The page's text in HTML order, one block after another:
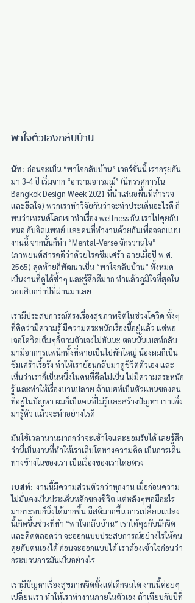
พาใจตัวเองกลับบ้าน
นัท: ก่อนจะเป็น “พาใจกลับบ้าน” เวอร์ชั่นนี้ เรากรุยกัน
มา 3-4 ปี เริ่มจาก “อารามอารมณ์” (นิทรรศการใน
Bangkok Design Week 2021 ที่นำเสนอพื้นที่สำรวจ
และฮีลใจ) พวกเราทำวิจัยกันว่าจะทำประเด็นอะไรดี ก็
พบว่าเทรนด์โลกเขาทำเรื่อง wellness กัน เราไปคุยกับ
หมอ กับจิตแพทย์ และคนที่ทำงานด้วยกันเพื่อออกแบบ
งานนี้ จากนั้นก็ทำ “Mental-Verse จักรวาลใจ”
(ภาพยนต์สารคดีว่าด้วยโรคซึมเศร้า ฉายเมื่อปี พ.ศ.
2565) สุดท้ายก็พัฒนาเป็น “พาใจกลับบ้าน” ทั้งหมด
เป็นงานที่ดูได้ซ้ำๆ และรู้สึกดีมาก ทำแล้วภูมิใจที่สุดใน
รอบสิบกว่าปีที่ผ่านมาเลย
เรามีประสบการณ์ตรงเรื่องสุขภาพจิตในช่วงโควิด ทั้งๆ
ที่คิดว่ามีความรู้ มีความตระหนักเรื่องนี้อยู่แล้ว แต่พอ
เจอโควิดเต็มๆก็ตามตัวเองไม่ทันนะ ตอนนั้นเบสท์กลับ
มามีอาการแพนิกทั้งที่หายเป็นไปพักใหญ่ น้องผมก็เป็น
ซึมเศร้าเรื้อรัง ทำให้เราย้อนกลับมาดูชีวิตตัวเอง และ
เห็นว่าเราก็เป็นหนึ่งในคนที่ดีลไม่เป็น ไม่มีความตระหนัก
รู้ และทำให้เรื่องบานปลาย ถ้าเบสท์เป็นตัวแทนของคน
ที่อยู่ในปัญหา ผมก็เป็นคนที่ไม่รู้และสร้างปัญหา เราเพิ่ง
มารู้ตัว แล้วจะทำอย่างไรดี
มันใช้เวลานานมากกว่าจะเข้าใจและยอมรับได้ เลยรู้สึก
ว่านี่เป็นงานที่ทำให้เราเติบโตทางความคิด เป็นการเดิน
ทางข้างในของเรา เป็นเรื่องของเราโดยตรง
เบสท์: งานนี้มีความส่วนตัวกว่าทุกงาน เมื่อก่อนความ
ไม่มั่นคงเป็นประเด็นหลักของชีวิต แต่หลังๆพอมีอะไร
มากระทบก็นิ่งได้มากขึ้น มีสติมากขึ้น การเปลี่ยนแปลง
นี้เกิดขึ้นช่วงที่ทำ “พาใจกลับบ้าน” เราได้คุยกับนักจิต
และคิดตลอดว่า จะออกแบบประสบการณ์อย่างไรให้คน
คุยกับตนเองได้ ก่อนจะออกแบบได้ เราต้องเข้าใจก่อนว่า
กระบวนการมันเป็นอย่างไร
เรามีปัญหาเรื่องสุขภาพจิตตั้งแต่เด็กจนโต งานนี้ค่อยๆ
เปลี่ยนเรา ทำให้เราทำงานภายในตัวเอง ถ้าเทียบกับปีที่